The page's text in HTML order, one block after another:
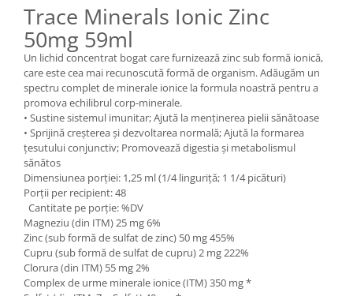
Trace Minerals Ionic Zinc
50mg 59ml
Un lichid concentrat bogat care furnizează zinc sub formă ionică,
care este cea mai recunoscută formă de organism. Adăugăm un
spectru complet de minerale ionice la formula noastră pentru a
promova echilibrul corp-minerale.
• Sustine sistemul imunitar; Ajută la menținerea pielii sănătoase
• Sprijină creșterea și dezvoltarea normală; Ajută la formarea
țesutului conjunctiv; Promovează digestia și metabolismul
sănătos
Dimensiunea porției: 1,25 ml (1/4 linguriță; 1 1/4 picături)
Porții per recipient: 48
Cantitate pe porție: %DV
Magneziu (din ITM) 25 mg 6%
Zinc (sub formă de sulfat de zinc) 50 mg 455%
Cupru (sub formă de sulfat de cupru) 2 mg 222%
Clorura (din ITM) 55 mg 2%
Complex de urme minerale ionice (ITM) 350 mg *